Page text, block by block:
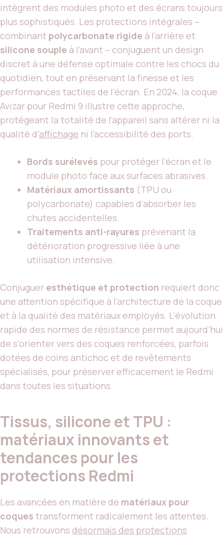
intègrent des modules photo et des écrans toujours
plus sophistiqués. Les protections intégrales –
combinant polycarbonate rigide à l’arrière et
silicone souple à l’avant – conjuguent un design
discret à une défense optimale contre les chocs du
quotidien, tout en préservant la finesse et les
performances tactiles de l’écran. En 2024, la coque
Avizar pour Redmi 9 illustre cette approche,
protégeant la totalité de l’appareil sans altérer ni la
qualité d’affichage ni l’accessibilité des ports.
Bords surélevés pour protéger l’écran et le
module photo face aux surfaces abrasives.
Matériaux amortissants (TPU ou
polycarbonate) capables d’absorber les
chutes accidentelles.
Traitements anti-rayures prévenant la
détérioration progressive liée à une
utilisation intensive.
Conjuguer esthétique et protection requiert donc
une attention spécifique à l’architecture de la coque
et à la qualité des matériaux employés. L’évolution
rapide des normes de résistance permet aujourd’hui
de s’orienter vers des coques renforcées, parfois
dotées de coins antichoc et de revêtements
spécialisés, pour préserver efficacement le Redmi
dans toutes les situations.
Tissus, silicone et TPU :
matériaux innovants et
tendances pour les
protections Redmi
Les avancées en matière de matériaux pour
coques transforment radicalement les attentes.
Nous retrouvons désormais des protections